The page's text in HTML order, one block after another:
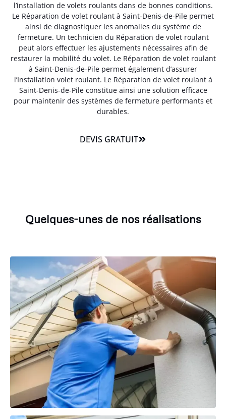
l’installation de volets roulants dans de bonnes conditions.
Le Réparation de volet roulant à Saint-Denis-de-Pile permet
ainsi de diagnostiquer les anomalies du système de
fermeture. Un technicien du Réparation de volet roulant
peut alors effectuer les ajustements nécessaires afin de
restaurer la mobilité du volet. Le Réparation de volet roulant
à Saint-Denis-de-Pile permet également d’assurer
l’Installation volet roulant. Le Réparation de volet roulant à
Saint-Denis-de-Pile constitue ainsi une solution efficace
pour maintenir des systèmes de fermeture performants et
durables.
DEVIS GRATUIT
Quelques-unes de nos réalisations